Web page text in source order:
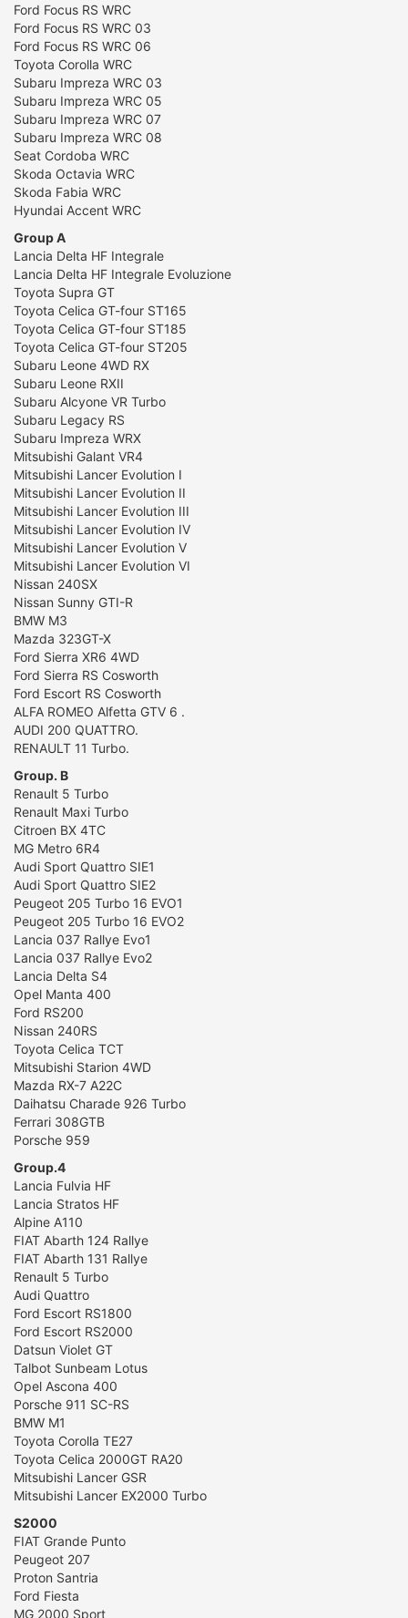
Ford Focus RS WRC
Ford Focus RS WRC 03
Ford Focus RS WRC 06
Toyota Corolla WRC
Subaru Impreza WRC 03
Subaru Impreza WRC 05
Subaru Impreza WRC 07
Subaru Impreza WRC 08
Seat Cordoba WRC
Skoda Octavia WRC
Skoda Fabia WRC
Hyundai Accent WRC
Group A
Lancia Delta HF Integrale
Lancia Delta HF Integrale Evoluzione
Toyota Supra GT
Toyota Celica GT-four ST165
Toyota Celica GT-four ST185
Toyota Celica GT-four ST205
Subaru Leone 4WD RX
Subaru Leone RXII
Subaru Alcyone VR Turbo
Subaru Legacy RS
Subaru Impreza WRX
Mitsubishi Galant VR4
Mitsubishi Lancer Evolution I
Mitsubishi Lancer Evolution II
Mitsubishi Lancer Evolution III
Mitsubishi Lancer Evolution IV
Mitsubishi Lancer Evolution V
Mitsubishi Lancer Evolution VI
Nissan 240SX
Nissan Sunny GTI-R
BMW M3
Mazda 323GT-X
Ford Sierra XR6 4WD
Ford Sierra RS Cosworth
Ford Escort RS Cosworth
ALFA ROMEO Alfetta GTV 6 .
AUDI 200 QUATTRO.
RENAULT 11 Turbo.
Group. B
Renault 5 Turbo
Renault Maxi Turbo
Citroen BX 4TC
MG Metro 6R4
Audi Sport Quattro SIE1
Audi Sport Quattro SIE2
Peugeot 205 Turbo 16 EVO1
Peugeot 205 Turbo 16 EVO2
Lancia 037 Rallye Evo1
Lancia 037 Rallye Evo2
Lancia Delta S4
Opel Manta 400
Ford RS200
Nissan 240RS
Toyota Celica TCT
Mitsubishi Starion 4WD
Mazda RX-7 A22C
Daihatsu Charade 926 Turbo
Ferrari 308GTB
Porsche 959
Group.4
Lancia Fulvia HF
Lancia Stratos HF
Alpine A110
FIAT Abarth 124 Rallye
FIAT Abarth 131 Rallye
Renault 5 Turbo
Audi Quattro
Ford Escort RS1800
Ford Escort RS2000
Datsun Violet GT
Talbot Sunbeam Lotus
Opel Ascona 400
Porsche 911 SC-RS
BMW M1
Toyota Corolla TE27
Toyota Celica 2000GT RA20
Mitsubishi Lancer GSR
Mitsubishi Lancer EX2000 Turbo
S2000
FIAT Grande Punto
Peugeot 207
Proton Santria
Ford Fiesta
MG 2000 Sport